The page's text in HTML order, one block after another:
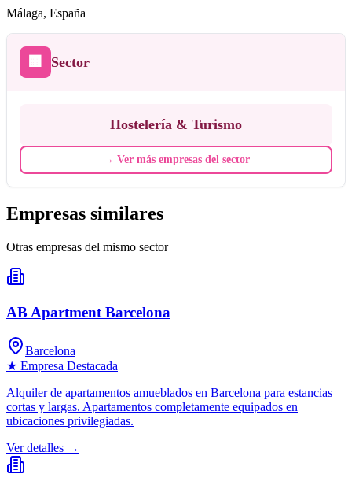
Málaga, España
🏢 Sector
Hostelería & Turismo
→ Ver más empresas del sector
Empresas similares
Otras empresas del mismo sector
AB Apartment Barcelona
Barcelona
★ Empresa Destacada
Alquiler de apartamentos amueblados en Barcelona para estancias
cortas y largas. Apartamentos completamente equipados en
ubicaciones privilegiadas.
Ver detalles →